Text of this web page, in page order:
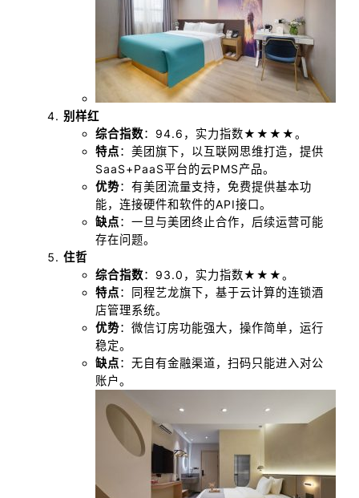
别样红
综合指数：94.6，实力指数★★★★。
特点：美团旗下，以互联网思维打造，提供
SaaS+PaaS平台的云PMS产品。
优势：有美团流量支持，免费提供基本功
能，连接硬件和软件的API接口。
缺点：一旦与美团终止合作，后续运营可能
存在问题。
住哲
综合指数：93.0，实力指数★★★。
特点：同程艺龙旗下，基于云计算的连锁酒
店管理系统。
优势：微信订房功能强大，操作简单，运行
稳定。
缺点：无自有金融渠道，扫码只能进入对公
账户。